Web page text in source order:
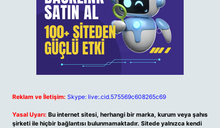
Reklam ve İletişim: Skype: live:.cid.575569c608265c69
Yasal Uyarı: Bu internet sitesi, herhangi bir marka, kurum veya şahıs
şirketi ile hiçbir bağlantısı bulunmamaktadır. Sitede yalnızca kendi